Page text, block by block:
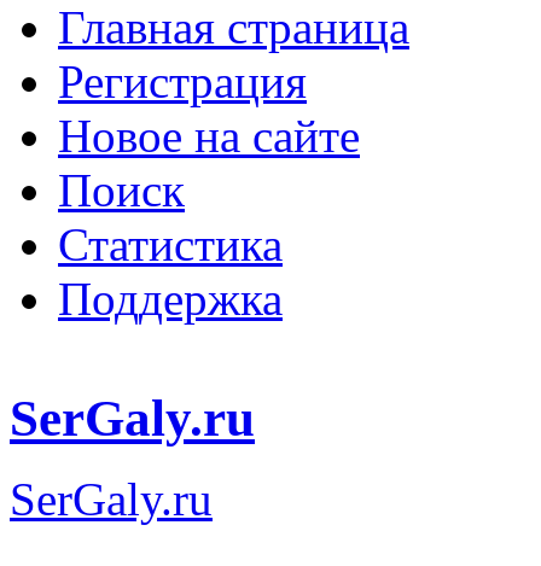
Главная страница
Регистрация
Новое на сайте
Поиск
Статистика
Поддержка
SerGaly.ru
SerGaly.ru